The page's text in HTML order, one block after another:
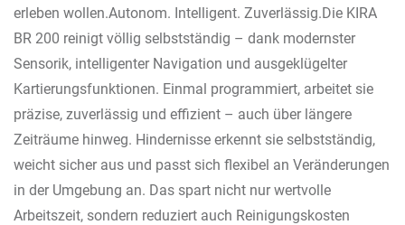
erleben wollen.Autonom. Intelligent. Zuverlässig.Die KIRA
BR 200 reinigt völlig selbstständig – dank modernster
Sensorik, intelligenter Navigation und ausgeklügelter
Kartierungsfunktionen. Einmal programmiert, arbeitet sie
präzise, zuverlässig und effizient – auch über längere
Zeiträume hinweg. Hindernisse erkennt sie selbstständig,
weicht sicher aus und passt sich flexibel an Veränderungen
in der Umgebung an. Das spart nicht nur wertvolle
Arbeitszeit, sondern reduziert auch Reinigungskosten